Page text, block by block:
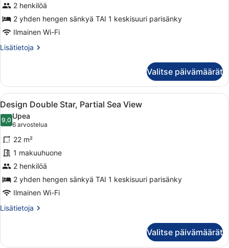
kuvat2 henkilöä
2 yhden hengen sänkyä TAI 1 keskisuuri parisänky
Ilmainen Wi-Fi
Lisätietoja
Lisätietoja
Star
Valitse päivämäärät
Avaa
kaikki
huonetyypin
Design
Double
Star,
Partial
Sea
View
kuvat
Moderni hotellihuone, jossa on
5
Design Double Star, Partial Sea View
9,09,0 kautta 10
Upea
6 arvostelua
(6
arvostelua)
22 m²
1 makuuhuone
2 henkilöä
2 yhden hengen sänkyä TAI 1 keskisuuri parisänky
Ilmainen Wi-Fi
Lisätietoja
Lisätietoja
Star,
Valitse päivämäärät